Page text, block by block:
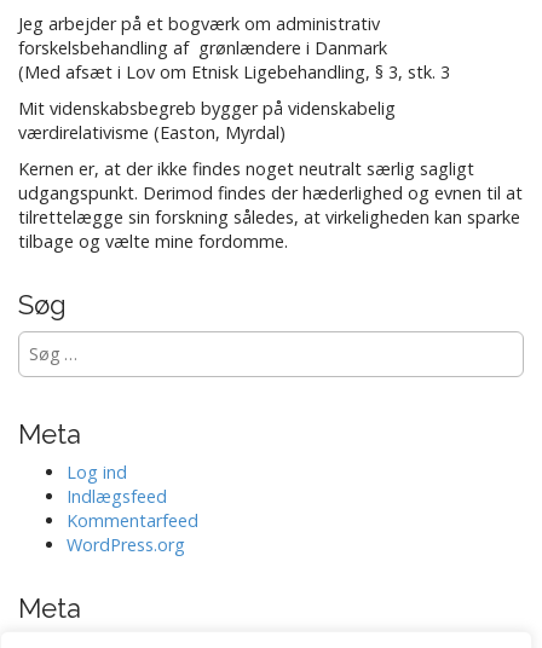
Jeg arbejder på et bogværk om administrativ
forskelsbehandling af grønlændere i Danmark
(Med afsæt i Lov om Etnisk Ligebehandling, § 3, stk. 3
Mit videnskabsbegreb bygger på videnskabelig
værdirelativisme (Easton, Myrdal)
Kernen er, at der ikke findes noget neutralt særlig sagligt
udgangspunkt. Derimod findes der hæderlighed og evnen til at
tilrettelægge sin forskning således, at virkeligheden kan sparke
tilbage og vælte mine fordomme.
Søg
Søg
efter:
Meta
Log ind
Indlægsfeed
Kommentarfeed
WordPress.org
Meta